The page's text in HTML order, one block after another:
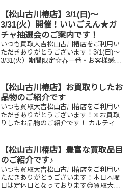
ング プルーフ貨幣セット
オメガ スピードマ...
【松山古川椿店】3/1(日)～
3/31(火）開催！いいごえん★ガ
チャ抽選会のご案内です！
いつも買取大吉松山古川椿店をご利用い
ただきありがとうございます！3/1(日)～
3/31(火）期間限定☆春一番・お客様感謝
11,500円以上ご成約のお客様限定でご参
加いただけ...
【松山古川椿店】お買取りしたお
品物のご紹介です
いつも買取大吉松山古川椿店をご利用い
ただきありがとうございます！🔆お買取
りしたお品物のご紹介です！ カルティエ
お品物はございませんか？そのお品物ぜ
ひ！買取大吉松山古...
【松山古川椿店】豊富な買取品目
のご紹介です♪
いつも買取大吉松山古川椿店をご利用い
ただきありがとうございます！本日木曜
日は定休日となっております😌買取大吉